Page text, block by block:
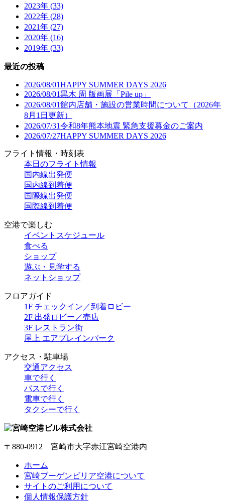
2023年 (33)
2022年 (28)
2021年 (27)
2020年 (16)
2019年 (33)
最近の投稿
2026/08/01HAPPY SUMMER DAYS 2026
2026/08/01黒木 周 版画展「Pile up」
2026/08/01館内店舗・施設の営業時間について（2026年
8月1日更新）
2026/07/31令和8年熊本地震 緊急支援募金のご案内
2026/07/27HAPPY SUMMER DAYS 2026
フライト情報・時刻表
本日のフライト情報
国内線出発便
国内線到着便
国際線出発便
国際線到着便
空港で楽しむ
イベントスケジュール
食べる
ショップ
遊ぶ・見学する
ネットショップ
フロアガイド
1F チェックイン／到着ロビー
2F 出発ロビー／売店
3F レストラン街
屋上 エアプレインパーク
アクセス・駐車場
交通アクセス
車で行く
バスで行く
電車で行く
タクシーで行く
〒880-0912 宮崎市大字赤江宮崎空港内
ホーム
宮崎ブーゲンビリア空港について
サイトのご利用について
個人情報保護方針